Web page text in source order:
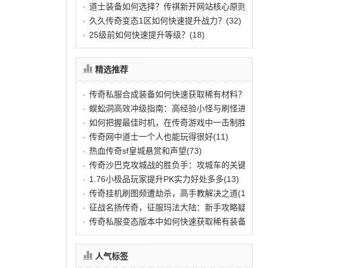
道士装备如何选择？传祺新开网站核心原则解(40)
久久传奇变态1区如何快速提升战力？(32)
25级前如何快速提升等级？(18)
精选推荐
传奇私服合成装备如何快速获取稀有材料？(776)
蜈蚣洞高效冲级指南：高经验小怪与刷怪进阶(669)
如何把握最佳时机，在传奇游戏中一击制胜？(583)
传奇网中道士一个人也能玩得很好(11)
热血传奇sf皇城悬赏和声望(73)
传奇沙巴克攻城战的胜负手：攻城车的关键作(620)
1.76小极品玩家提升PK实力好处多多(13)
传奇挂机刷图频遭劫杀，高手教解决之道(11)
征战名扬传奇，征服玛法大陆：新手攻略疑难(518)
传奇私服变态版本中如何快速获取稀有装备与(759)
人气标签